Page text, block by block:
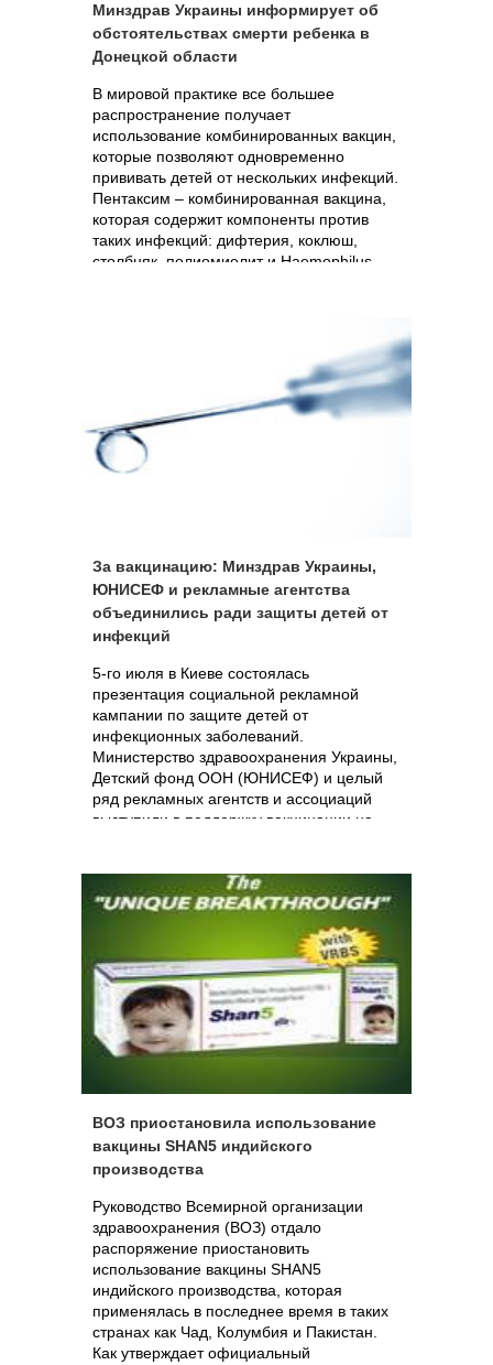
Минздрав Украины информирует об
обстоятельствах смерти ребенка в
Донецкой области
В мировой практике все большее
распространение получает
использование комбинированных вакцин,
которые позволяют одновременно
прививать детей от нескольких инфекций.
Пентаксим – комбинированная вакцина,
которая содержит компоненты против
таких инфекций: дифтерия, коклюш,
столбняк, полиомиелит и Haemophilus
применяется в Швеции с 1997 года, во
Франции с 1998 года. Всего в мире
использовано около 76 миллионов доз
этой вакцины.
За вакцинацию: Минздрав Украины,
ЮНИСЕФ и рекламные агентства
объединились ради защиты детей от
инфекций
5-го июля в Киеве состоялась
презентация социальной рекламной
кампании по защите детей от
инфекционных заболеваний.
Министерство здравоохранения Украины,
Детский фонд ООН (ЮНИСЕФ) и целый
ряд рекламных агентств и ассоциаций
выступили в поддержку вакцинации на
ВОЗ приостановила использование
вакцины SHAN5 индийского
производства
Руководство Всемирной организации
здравоохранения (ВОЗ) отдало
распоряжение приостановить
использование вакцины SHAN5
индийского производства, которая
применялась в последнее время в таких
странах как Чад, Колумбия и Пакистан.
Как утверждает официальный